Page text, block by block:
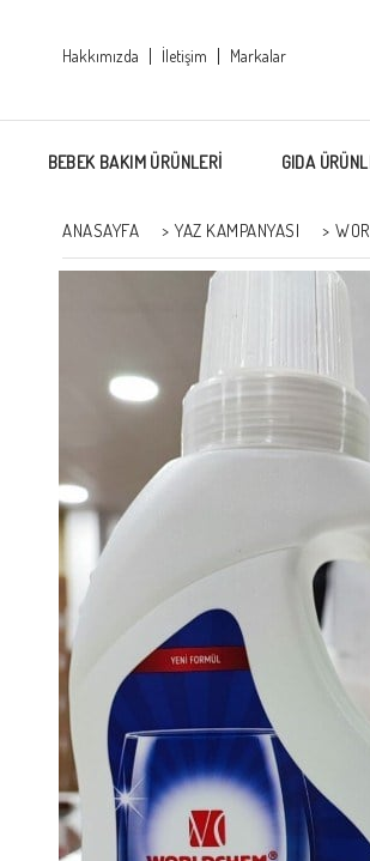
Hakkımızda İletişim Markalar
BEBEK BAKIM ÜRÜNLERİ GIDA
ANASAYFA > YAZ KAMPANYASI >